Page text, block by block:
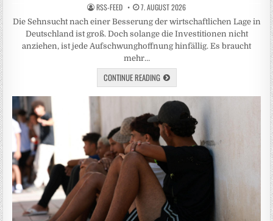
RSS-FEED 7. AUGUST 2026
Die Sehnsucht nach einer Besserung der wirtschaftlichen Lage in
Deutschland ist groß. Doch solange die Investitionen nicht
anziehen, ist jede Aufschwunghoffnung hinfällig. Es braucht
mehr…
CONTINUE READING